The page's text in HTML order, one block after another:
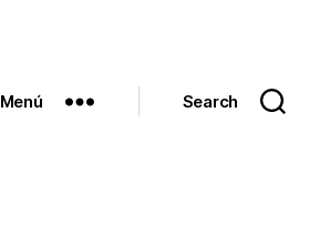
Menú Search